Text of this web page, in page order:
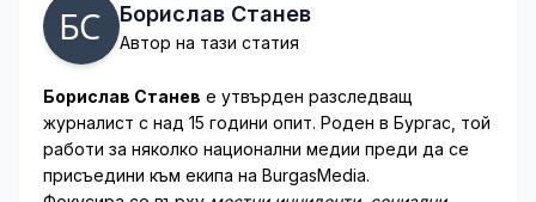
Борислав Станев
Автор на тази статия
Борислав Станев е утвърден разследващ
журналист с над 15 години опит. Роден в Бургас, той
работи за няколко национални медии преди да се
присъедини към екипа на BurgasMedia.